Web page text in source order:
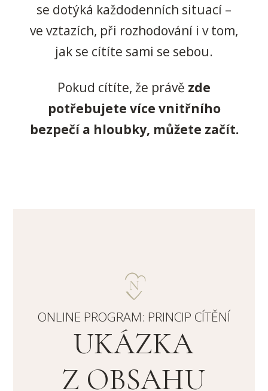
se dotýká každodenních situací –
ve vztazích, při rozhodování i v tom,
jak se cítíte sami se sebou.
Pokud cítíte, že právě zde
potřebujete více vnitřního
bezpečí a hloubky, můžete začít.
ONLINE PROGRAM: PRINCIP CÍTĚNÍ
UKÁZKA
Z OBSAHU